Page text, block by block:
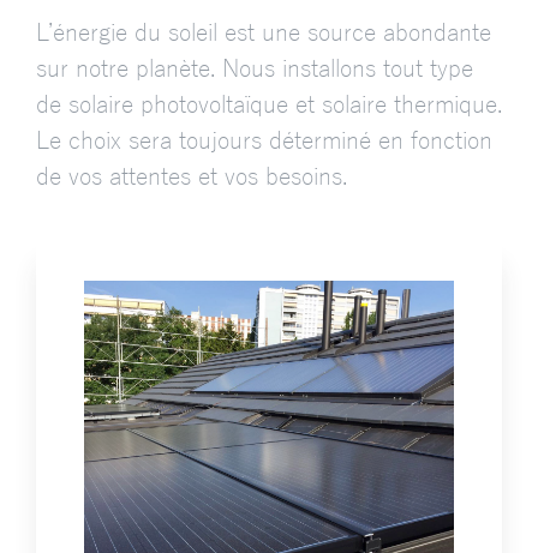
L’énergie du soleil est une source abondante
sur notre planète. Nous installons tout type
de solaire photovoltaïque et solaire thermique.
Le choix sera toujours déterminé en fonction
de vos attentes et vos besoins.